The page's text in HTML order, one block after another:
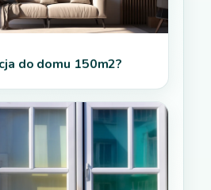
do domu 150m2?